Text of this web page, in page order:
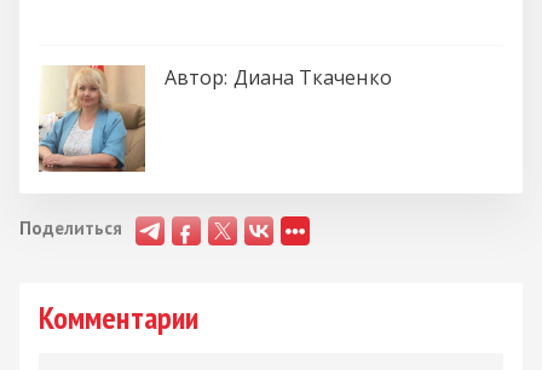
Автор: Диана Ткаченко
Поделиться
Комментарии